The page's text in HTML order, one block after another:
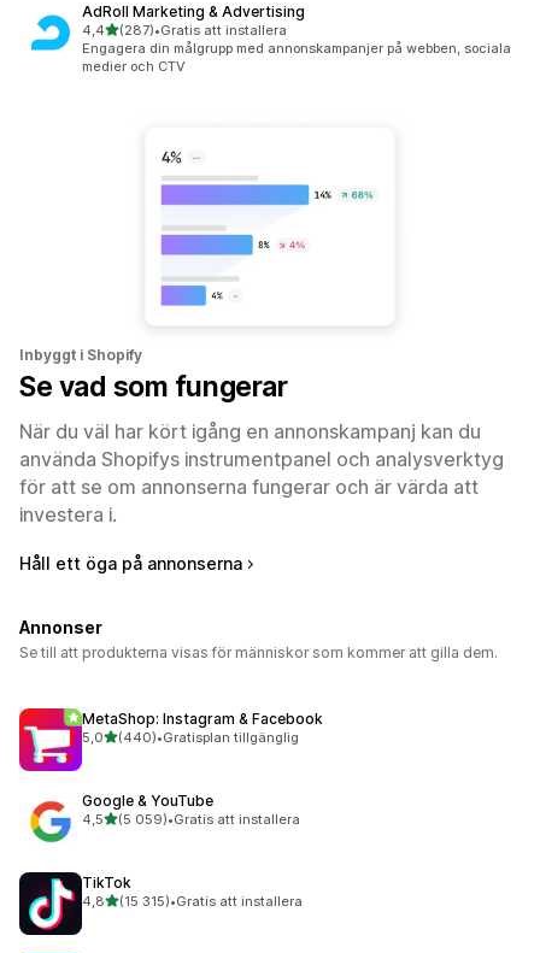
AdRoll Marketing & Advertising
4,4av 5 stjärnor
(287)
287 recensioner totalt
•Gratis att installera
Engagera din målgrupp med annonskampanjer på webben, sociala
medier och CTV
Inbyggt i Shopify
Se vad som fungerar
När du väl har kört igång en annonskampanj kan du
använda Shopifys instrumentpanel och analysverktyg
för att se om annonserna fungerar och är värda att
investera i.
Håll ett öga på annonserna
Annonser
Se till att produkterna visas för människor som kommer att gilla dem.
MetaShop: Instagram & Facebook
5,0av 5 stjärnor
(440)
440 recensioner totalt
•Gratisplan tillgänglig
Google & YouTube
4,5av 5 stjärnor
(5 059)
5059 recensioner totalt
•Gratis att installera
TikTok
4,8av 5 stjärnor
(15 315)
15315 recensioner totalt
•Gratis att installera